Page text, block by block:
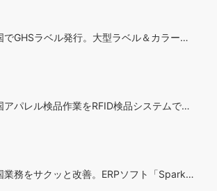
でGHSラベル発行。大型ラベル＆カラー…
アパレル検品作業をRFID検品システムで…
業務をサクッと改善。ERPソフト「Spark…